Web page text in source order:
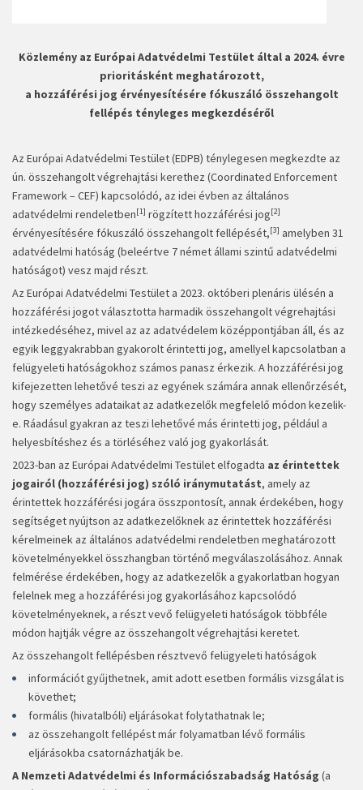
Közlemény az Európai Adatvédelmi Testület által a 2024. évre
prioritásként meghatározott,
a hozzáférési jog érvényesítésére fókuszáló összehangolt
fellépés tényleges megkezdéséről
Az Európai Adatvédelmi Testület (EDPB) ténylegesen megkezdte az
ún. összehangolt végrehajtási kerethez (Coordinated Enforcement
Framework – CEF) kapcsolódó, az idei évben az általános
adatvédelmi rendeletben[1] rögzített hozzáférési jog[2]
érvényesítésére fókuszáló összehangolt fellépését,[3] amelyben 31
adatvédelmi hatóság (beleértve 7 német állami szintű adatvédelmi
hatóságot) vesz majd részt.
Az Európai Adatvédelmi Testület a 2023. októberi plenáris ülésén a
hozzáférési jogot választotta harmadik összehangolt végrehajtási
intézkedéséhez, mivel az az adatvédelem középpontjában áll, és az
egyik leggyakrabban gyakorolt érintetti jog, amellyel kapcsolatban a
felügyeleti hatóságokhoz számos panasz érkezik. A hozzáférési jog
kifejezetten lehetővé teszi az egyének számára annak ellenőrzését,
hogy személyes adataikat az adatkezelők megfelelő módon kezelik-
e. Ráadásul gyakran az teszi lehetővé más érintetti jog, például a
helyesbítéshez és a törléséhez való jog gyakorlását.
2023-ban az Európai Adatvédelmi Testület elfogadta az érintettek
jogairól (hozzáférési jog) szóló iránymutatást, amely az
érintettek hozzáférési jogára összpontosít, annak érdekében, hogy
segítséget nyújtson az adatkezelőknek az érintettek hozzáférési
kérelmeinek az általános adatvédelmi rendeletben meghatározott
követelményekkel összhangban történő megválaszolásához. Annak
felmérése érdekében, hogy az adatkezelők a gyakorlatban hogyan
felelnek meg a hozzáférési jog gyakorlásához kapcsolódó
követelményeknek, a részt vevő felügyeleti hatóságok többféle
módon hajtják végre az összehangolt végrehajtási keretet.
Az összehangolt fellépésben résztvevő felügyeleti hatóságok
információt gyűjthetnek, amit adott esetben formális vizsgálat is
követhet;
formális (hivatalbóli) eljárásokat folytathatnak le;
az összehangolt fellépést már folyamatban lévő formális
eljárásokba csatornázhatják be.
A Nemzeti Adatvédelmi és Információszabadság Hatóság (a